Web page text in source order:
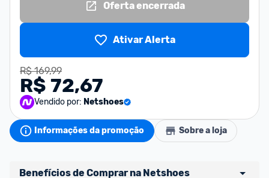
Oferta encerrada
Ativar Alerta
R$ 169,99
R$ 72,67
Vendido por: Netshoes
Informações da promoção Sobre a loja
Benefícios de Comprar na Netshoes